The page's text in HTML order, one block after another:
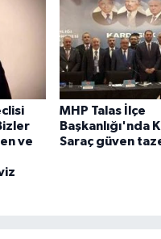
ve
MHP Talas İlçe
Başkanlığı'nda
Saraç güven